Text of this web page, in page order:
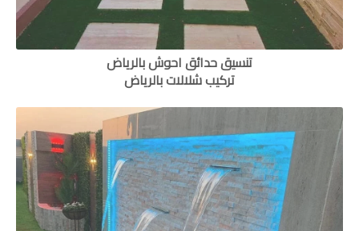
تنسيق حدائق احوش بالرياض
تركيب شلالات بالرياض